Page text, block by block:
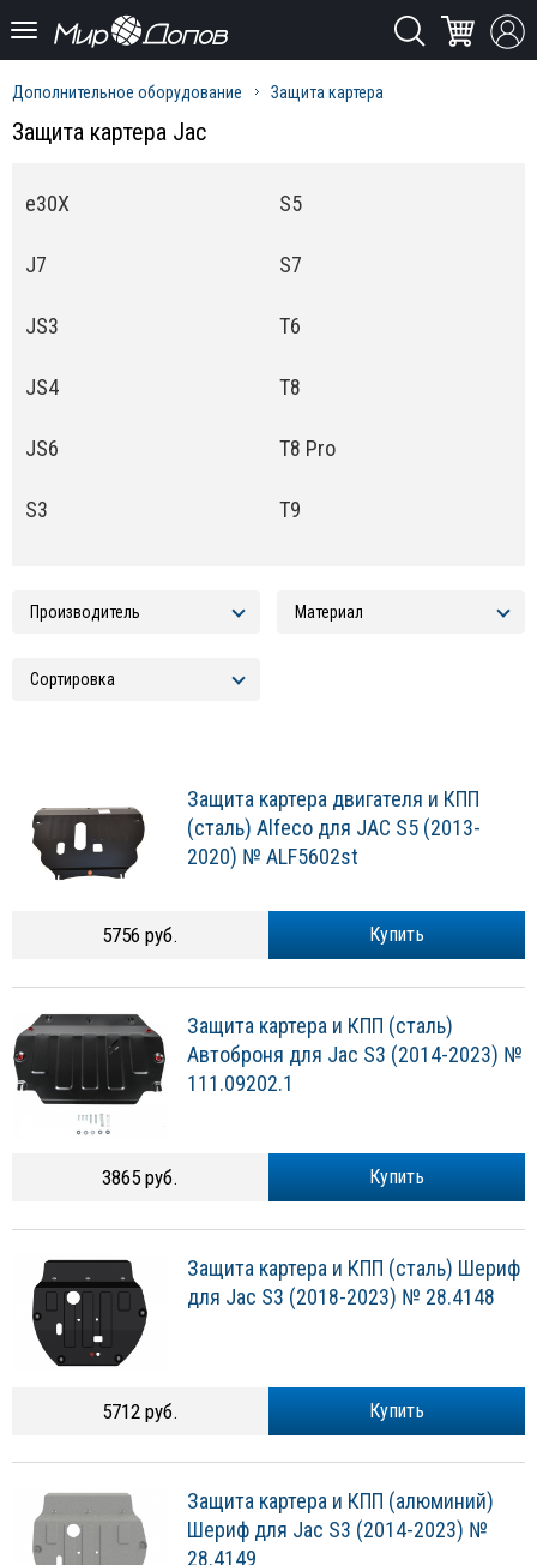
Дополнительное оборудование Защита картера
Защита картера Jac
e30X
J7
JS3
JS4
JS6
S3
S5
S7
T6
T8
T8 Pro
T9
Защита картера двигателя и КПП
(сталь) Alfeco для JAC S5 (2013-
2020) № ALF5602st
Купить
5756 руб.
Защита картера и КПП (сталь)
Автоброня для Jac S3 (2014-2023) №
111.09202.1
Купить
3865 руб.
Защита картера и КПП (сталь) Шериф
для Jac S3 (2018-2023) № 28.4148
Купить
5712 руб.
Защита картера и КПП (алюминий)
Шериф для Jac S3 (2014-2023) №
28.4149